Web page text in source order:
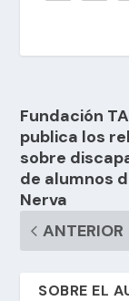
Fundación
publica los
sobre
de alumnos
Nerva
ANTERIOR
SOBRE EL